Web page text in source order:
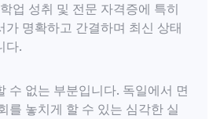
업 성취 및 전문 자격증에 특히
가 명확하고 간결하며 최신 상태
다.
수 없는 부분입니다. 독일에서 면
를 놓치게 할 수 있는 심각한 실